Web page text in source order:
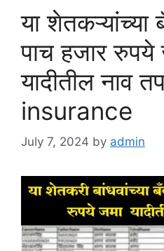
या शेतकऱ्यांच्या
पाच हजार रुपये
यादीतील नाव
insurance
July 7, 2024 by admin